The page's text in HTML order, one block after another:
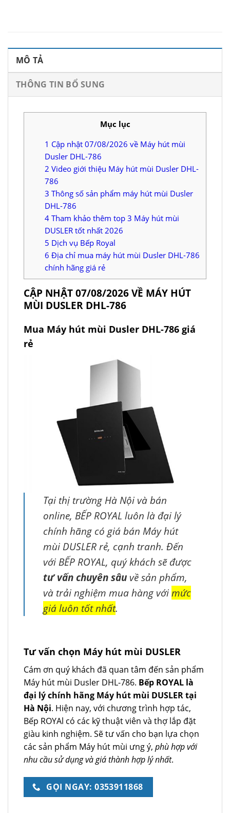
MÔ TẢ
THÔNG TIN BỔ SUNG
Mục lục
1 Cập nhật 07/08/2026 về Máy hút mùi
Dusler DHL-786
2 Video giới thiệu Máy hút mùi Dusler DHL-
786
3 Thông số sản phẩm máy hút mùi Dusler
DHL-786
4 Tham khảo thêm top 3 Máy hút mùi
DUSLER tốt nhất 2026
5 Dịch vụ Bếp Royal
6 Địa chỉ mua máy hút mùi Dusler DHL-786
chính hãng giá rẻ
CẬP NHẬT 07/08/2026 VỀ MÁY HÚT
MÙI DUSLER DHL-786
Mua Máy hút mùi Dusler DHL-786 giá
rẻ
Tại thị trường Hà Nội và bán
online, BẾP ROYAL luôn là đại lý
chính hãng có giá bán Máy hút
mùi DUSLER rẻ, cạnh tranh. Đến
với BẾP ROYAL, quý khách sẽ được
tư vấn chuyên sâu về sản phẩm,
và trải nghiệm mua hàng vớimức
giá luôn tốt nhất.
Tư vấn chọn Máy hút mùi DUSLER
Cám ơn quý khách đã quan tâm đến sản phẩm
Máy hút mùi Dusler DHL-786. Bếp ROYAL là
đại lý chính hãng Máy hút mùi DUSLER tại
Hà Nội. Hiện nay, với chương trình hợp tác,
Bếp ROYAl có các kỹ thuật viên và thợ lắp đặt
giàu kinh nghiệm. Sẽ tư vấn cho bạn lựa chọn
các sản phẩm Máy hút mùi ưng ý, phù hợp với
nhu cầu sử dụng và giá thành hợp lý nhất.
GỌI NGAY: 0353911868